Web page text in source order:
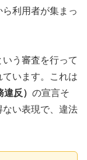
利用者が集まっ
う審査を行って
います。これは
反） の宣言そ
い表現で、違法